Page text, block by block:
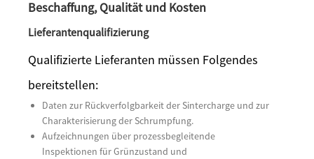
Beschaffung, Qualität und Kosten
Lieferantenqualifizierung
Qualifizierte Lieferanten müssen Folgendes
bereitstellen:
Daten zur Rückverfolgbarkeit der Sintercharge und zur
Charakterisierung der Schrumpfung.
Aufzeichnungen über prozessbegleitende
Inspektionen für Grünzustand und